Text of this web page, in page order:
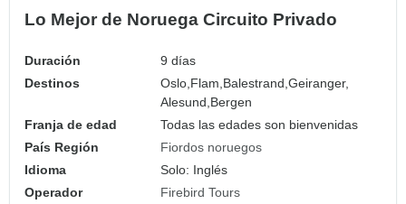
Lo Mejor de Noruega Circuito Privado
Duración
9 días
Destinos
Oslo, Flam, Balestrand,Geiranger,
Alesund, Bergen
Franja de edad
Todas las edades son bienvenidas
País Región
Fiordos noruegos
Idioma
Solo: Inglés
Operador
Firebird Tours